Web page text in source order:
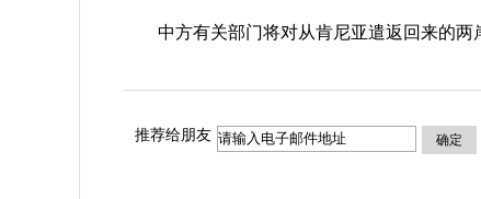
中方有关部门将对从肯尼亚遣返回来的两岸
推荐给朋友 确定